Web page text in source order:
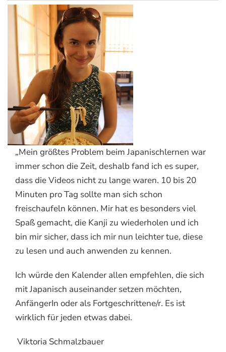
„Mein größtes Problem beim Japanischlernen war
immer schon die Zeit, deshalb fand ich es super,
dass die Videos nicht zu lange waren. 10 bis 20
Minuten pro Tag sollte man sich schon
freischaufeln können. Mir hat es besonders viel
Spaß gemacht, die Kanji zu wiederholen und ich
bin mir sicher, dass ich mir nun leichter tue, diese
zu lesen und auch anwenden zu kennen.
Ich würde den Kalender allen empfehlen, die sich
mit Japanisch auseinander setzen möchten,
AnfängerIn oder als Fortgeschrittene/r. Es ist
wirklich für jeden etwas dabei.
Viktoria Schmalzbauer